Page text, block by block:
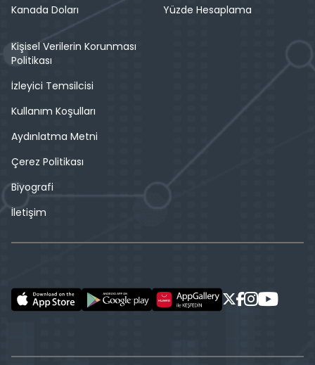
Kanada Doları
Yüzde Hesaplama
Kişisel Verilerin Korunması
Politikası
İzleyici Temsilcisi
Kullanım Koşulları
Aydınlatma Metni
Çerez Politikası
Biyografi
İletişim